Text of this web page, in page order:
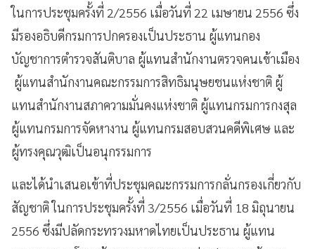
ในการประชุมครั้งที่ 2/2556 เมื่อวันที่ 22 เมษายน 2556 ซึ่ง
มีรองอธิบดีกรมการปกครองเป็นประธาน ผู้แทนกอง
บัญชาการตำรวจสันติบาล ผู้แทนสำนักงานตรวจคนเข้าเมือง
ผู้แทนสำนักงานคณะกรรมการสิทธิมนุษยชนแห่งชาติ ผู้
แทนสำนักงานสภาความมั่นคงแห่งชาติ ผู้แทนกรมการกงสุล
ผู้แทนกรมการจัดหางาน ผู้แทนกรมสอบสวนคดีพิเศษ และ
ผู้ทรงคุณวุฒิเป็นอนุกรรมการ
และได้นำเสนอเข้าที่ประชุมคณะกรรมการกลั่นกรองเกี่ยวกับ
สัญชาติ ในการประชุมครั้งที่ 3/2556 เมื่อวันที่ 18 มิถุนายน
2556 ซึ่งมีปลัดกระทรวงมหาดไทยเป็นประธาน ผู้แทน